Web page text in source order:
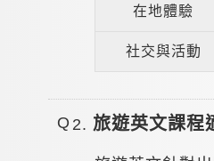
在地體驗
社交與活動
旅遊英文課程